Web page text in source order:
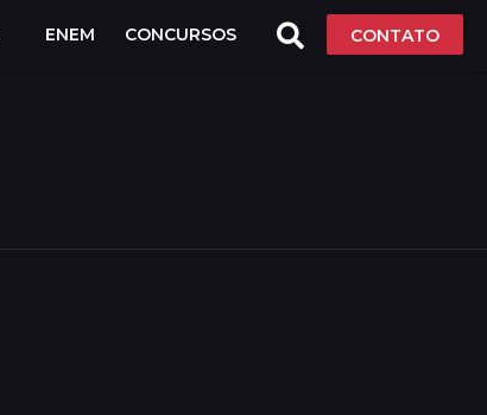
ENEM CONCURSOS CONTATO